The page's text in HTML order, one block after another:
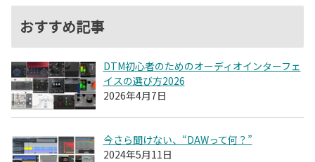
おすすめ記事
DTM初心者のためのオーディオインターフェ
イスの選び方2026
2026年4月7日
今さら聞けない、“DAWって何？”
2024年5月11日